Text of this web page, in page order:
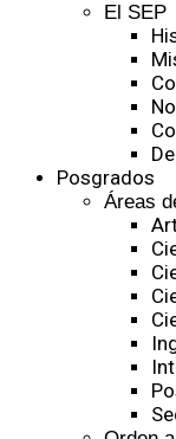
El SEP
Posgrados
Áreas